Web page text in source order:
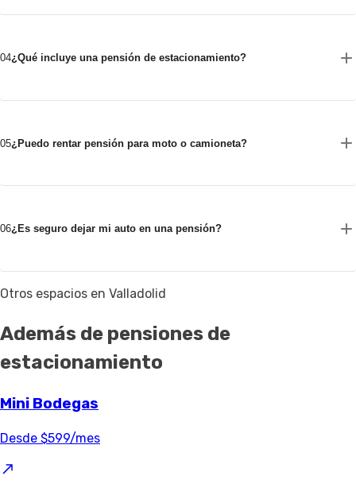
04¿Qué incluye una pensión de estacionamiento?
05¿Puedo rentar pensión para moto o camioneta?
06¿Es seguro dejar mi auto en una pensión?
Otros espacios en Valladolid
Además de pensiones de
estacionamiento
Mini Bodegas
Desde $599/mes